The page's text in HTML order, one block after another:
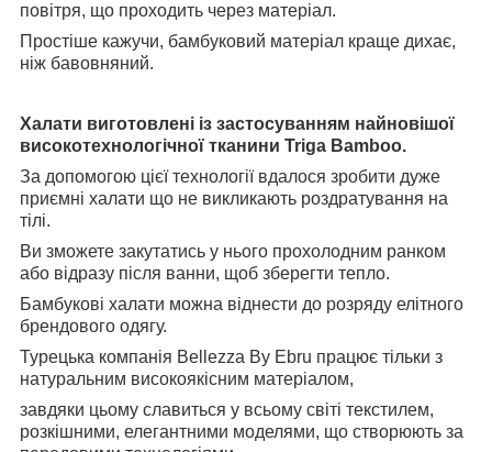
повітря, що проходить через матеріал.
Простіше кажучи, бамбуковий матеріал краще дихає,
ніж бавовняний.
Халати виготовлені із застосуванням найновішої
високотехнологічної тканини Triga Bamboo.
За допомогою цієї технології вдалося зробити дуже
приємні халати що не викликають роздратування на
тілі.
Ви зможете закутатись у нього прохолодним ранком
або відразу після ванни, щоб зберегти тепло.
Бамбукові халати можна віднести до розряду елітного
брендового одягу.
Турецька компанія Bellezza By Ebru працює тільки з
натуральним високоякісним матеріалом,
завдяки цьому славиться у всьому світі текстилем,
розкішними, елегантними моделями, що створюють за